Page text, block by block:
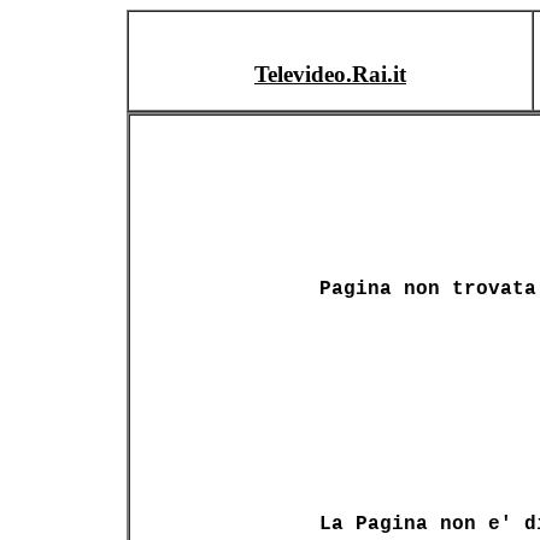
Televideo.Rai.it
Pagina non trovata
La Pagina non e'